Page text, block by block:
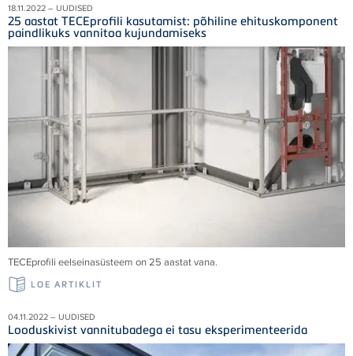
18.11.2022 – UUDISED
25 aastat TECEprofili kasutamist: põhiline ehituskomponent
paindlikuks vannitoa kujundamiseks
TECEprofili eelseinasüsteem on 25 aastat vana.
LOE ARTIKLIT
04.11.2022 – UUDISED
Looduskivist vannitubadega ei tasu eksperimenteerida